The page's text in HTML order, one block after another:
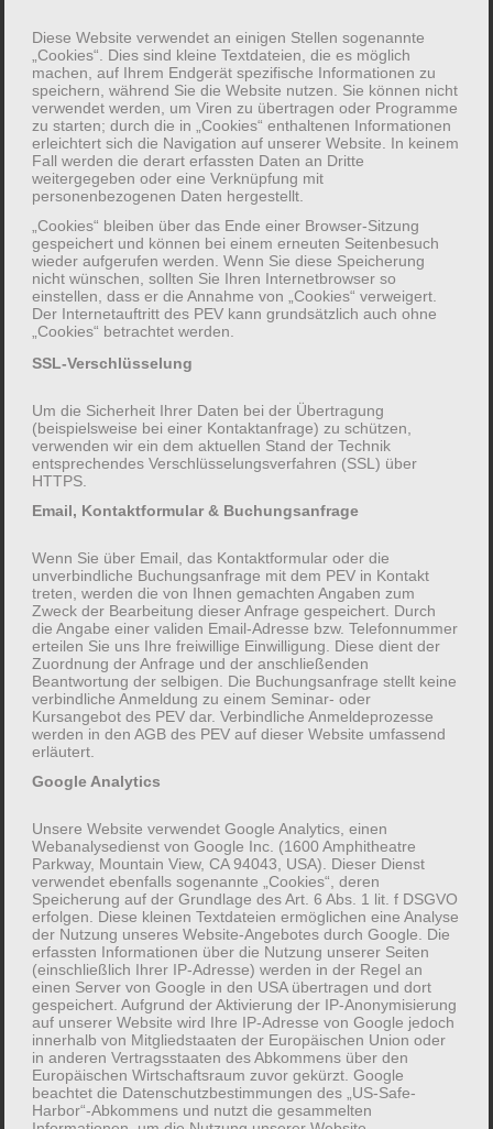
FREIWILLIGE ANGABEN:
Adresse
Ich plane die Teilnahme mit insgesamt
Erwachsenen (ab 16 Jahren) Kinder
(unter 16 Jahren)
Für eine (mögliche) Buchung der
Veranstaltungen des PEV NRW e.V. gelten die
“Allgemeinen Geschäftsbedingungen für
Teilnehmer*innen” (AGB).
Hiermit bestätige ich, die AGB zur Kenntnis
genommen zu haben.*
Diese Website verwendet an einigen Stellen sogenannte
„Cookies“. Dies sind kleine Textdateien, die es möglich
machen, auf Ihrem Endgerät spezifische Informationen zu
speichern, während Sie die Website nutzen. Sie können nicht
verwendet werden, um Viren zu übertragen oder Programme
zu starten; durch die in „Cookies“ enthaltenen Informationen
erleichtert sich die Navigation auf unserer Website. In keinem
Fall werden die derart erfassten Daten an Dritte
weitergegeben oder eine Verknüpfung mit
personenbezogenen Daten hergestellt.
„Cookies“ bleiben über das Ende einer Browser-Sitzung
gespeichert und können bei einem erneuten Seitenbesuch
wieder aufgerufen werden. Wenn Sie diese Speicherung
nicht wünschen, sollten Sie Ihren Internetbrowser so
einstellen, dass er die Annahme von „Cookies“ verweigert.
Der Internetauftritt des PEV kann grundsätzlich auch ohne
„Cookies“ betrachtet werden.
SSL-Verschlüsselung
Um die Sicherheit Ihrer Daten bei der Übertragung
(beispielsweise bei einer Kontaktanfrage) zu schützen,
verwenden wir ein dem aktuellen Stand der Technik
entsprechendes Verschlüsselungsverfahren (SSL) über
HTTPS.
Email, Kontaktformular & Buchungsanfrage
Wenn Sie über Email, das Kontaktformular oder die
unverbindliche Buchungsanfrage mit dem PEV in Kontakt
treten, werden die von Ihnen gemachten Angaben zum
Zweck der Bearbeitung dieser Anfrage gespeichert. Durch
die Angabe einer validen Email-Adresse bzw. Telefonnummer
erteilen Sie uns Ihre freiwillige Einwilligung. Diese dient der
Zuordnung der Anfrage und der anschließenden
Beantwortung der selbigen. Die Buchungsanfrage stellt keine
verbindliche Anmeldung zu einem Seminar- oder
Kursangebot des PEV dar. Verbindliche Anmeldeprozesse
werden in den AGB des PEV auf dieser Website umfassend
erläutert.
Google Analytics
Unsere Website verwendet Google Analytics, einen
Webanalysedienst von Google Inc. (1600 Amphitheatre
Parkway, Mountain View, CA 94043, USA). Dieser Dienst
verwendet ebenfalls sogenannte „Cookies“, deren
Speicherung auf der Grundlage des Art. 6 Abs. 1 lit. f DSGVO
erfolgen. Diese kleinen Textdateien ermöglichen eine Analyse
der Nutzung unseres Website-Angebotes durch Google. Die
erfassten Informationen über die Nutzung unserer Seiten
(einschließlich Ihrer IP-Adresse) werden in der Regel an
einen Server von Google in den USA übertragen und dort
gespeichert. Aufgrund der Aktivierung der IP-Anonymisierung
auf unserer Website wird Ihre IP-Adresse von Google jedoch
innerhalb von Mitgliedstaaten der Europäischen Union oder
in anderen Vertragsstaaten des Abkommens über den
Europäischen Wirtschaftsraum zuvor gekürzt. Google
beachtet die Datenschutzbestimmungen des „US-Safe-
Harbor“-Abkommens und nutzt die gesammelten